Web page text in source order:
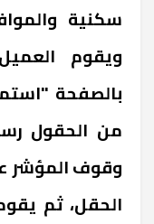
سكنية
ويقوم
بالصفحة
من الحقول
وقوف المؤشر
الحقل، ثم